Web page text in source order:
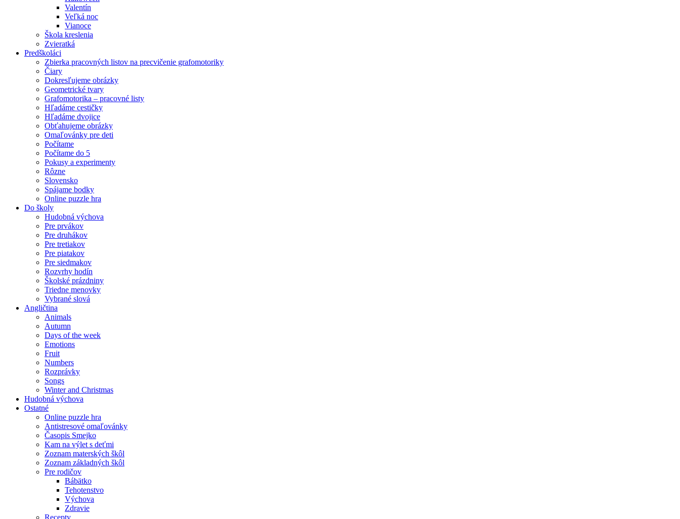
Valentín
Veľká noc
Vianoce
Škola kreslenia
Zvieratká
Predškoláci
Zbierka pracovných listov na precvičenie grafomotoriky
Čiary
Dokresľujeme obrázky
Geometrické tvary
Grafomotorika – pracovné listy
Hľadáme cestičky
Hľadáme dvojice
Obťahujeme obrázky
Omaľovánky pre deti
Počítame
Počítame do 5
Pokusy a experimenty
Rôzne
Slovensko
Spájame bodky
Online puzzle hra
Do školy
Hudobná výchova
Pre prvákov
Pre druhákov
Pre tretiakov
Pre piatakov
Pre siedmakov
Rozvrhy hodín
Školské prázdniny
Triedne menovky
Vybrané slová
Angličtina
Animals
Autumn
Days of the week
Emotions
Fruit
Numbers
Rozprávky
Songs
Winter and Christmas
Hudobná výchova
Ostatné
Online puzzle hra
Antistresové omaľovánky
Časopis Smejko
Kam na výlet s deťmi
Zoznam materských škôl
Zoznam základných škôl
Pre rodičov
Bábätko
Tehotenstvo
Výchova
Zdravie
Recepty